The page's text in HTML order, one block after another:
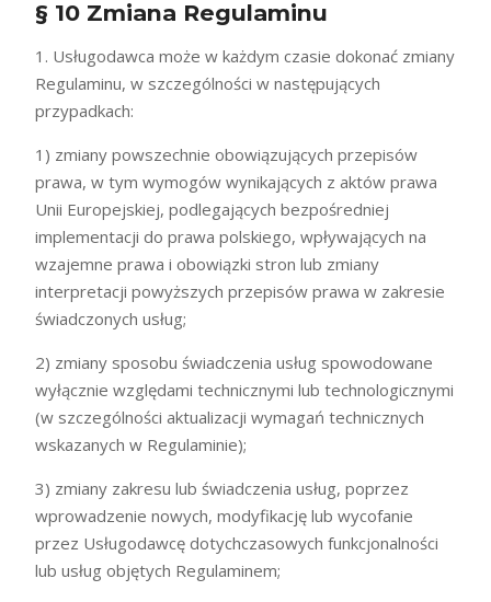
§ 10 Zmiana Regulaminu
1. Usługodawca może w każdym czasie dokonać zmiany
Regulaminu, w szczególności w następujących
przypadkach:
1) zmiany powszechnie obowiązujących przepisów
prawa, w tym wymogów wynikających z aktów prawa
Unii Europejskiej, podlegających bezpośredniej
implementacji do prawa polskiego, wpływających na
wzajemne prawa i obowiązki stron lub zmiany
interpretacji powyższych przepisów prawa w zakresie
świadczonych usług;
2) zmiany sposobu świadczenia usług spowodowane
wyłącznie względami technicznymi lub technologicznymi
(w szczególności aktualizacji wymagań technicznych
wskazanych w Regulaminie);
3) zmiany zakresu lub świadczenia usług, poprzez
wprowadzenie nowych, modyfikację lub wycofanie
przez Usługodawcę dotychczasowych funkcjonalności
lub usług objętych Regulaminem;